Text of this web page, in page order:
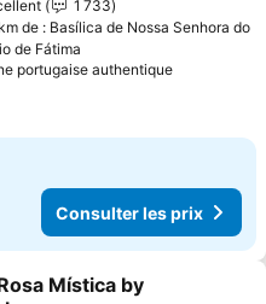
1 733
de : Basílica de Nossa Senhora do
de Fátima
portugaise authentique
Consulter les prix
à mes favoris
Mística by